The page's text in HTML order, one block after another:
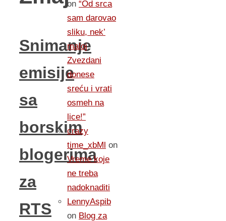
Snimanje
emisije
sa
borskim
blogerima
za
RTS
on “Od srca
sam darovao
sliku, nek’
maloj
Zvezdani
donese
sreću i vrati
osmeh na
lice!”
crazy
time_xbMl on
Vreme koje
ne treba
nadoknaditi
LennyAspib
on Blog za